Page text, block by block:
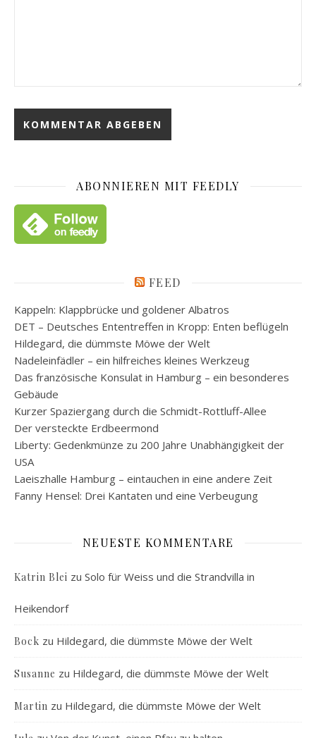
ABONNIEREN MIT FEEDLY
FEED
Kappeln: Klappbrücke und goldener Albatros
DET – Deutsches Ententreffen in Kropp: Enten beflügeln
Hildegard, die dümmste Möwe der Welt
Nadeleinfädler – ein hilfreiches kleines Werkzeug
Das französische Konsulat in Hamburg – ein besonderes
Gebäude
Kurzer Spaziergang durch die Schmidt-Rottluff-Allee
Der versteckte Erdbeermond
Liberty: Gedenkmünze zu 200 Jahre Unabhängigkeit der
USA
Laeiszhalle Hamburg – eintauchen in eine andere Zeit
Fanny Hensel: Drei Kantaten und eine Verbeugung
NEUESTE KOMMENTARE
Katrin Blei zu Solo für Weiss und die Strandvilla in
Heikendorf
Bock zu Hildegard, die dümmste Möwe der Welt
Susanne zu Hildegard, die dümmste Möwe der Welt
Martin zu Hildegard, die dümmste Möwe der Welt